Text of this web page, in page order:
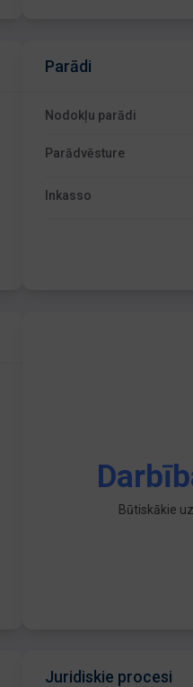
Parādi
Nodokļu parādi
Parādvēsture
Inkasso
Būtiskākie
Juridiskie procesi